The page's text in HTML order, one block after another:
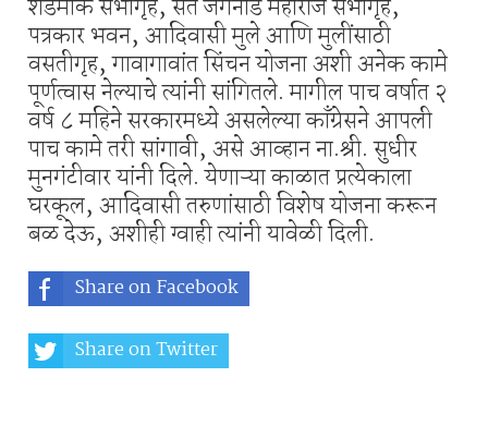
शेडमाके सभागृह, संत जगनाडे महाराज सभागृह,
पत्रकार भवन, आदिवासी मुले आणि मुलींसाठी
वसतीगृह, गावागावांत सिंचन योजना अशी अनेक कामे
पूर्णत्वास नेल्याचे त्यांनी सांगितले. मागील पाच वर्षात २
वर्ष ८ महिने सरकारमध्ये असलेल्या काँग्रेसने आपली
पाच कामे तरी सांगावी, असे आव्हान ना.श्री. सुधीर
मुनगंटीवार यांनी दिले. येणाऱ्या काळात प्रत्येकाला
घरकूल, आदिवासी तरुणांसाठी विशेष योजना करून
बळ देऊ, अशीही ग्वाही त्यांनी यावेळी दिली.
Share on Facebook
Share on Twitter